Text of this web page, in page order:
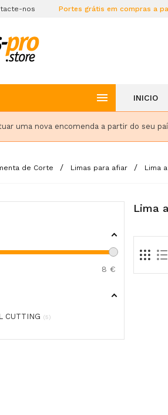
nos Portes grátis em compras a
 INICIO
uma nova encomenda a partir do seu
de Corte Limas para afiar Lima
8 €
CUTTING 5
Lima